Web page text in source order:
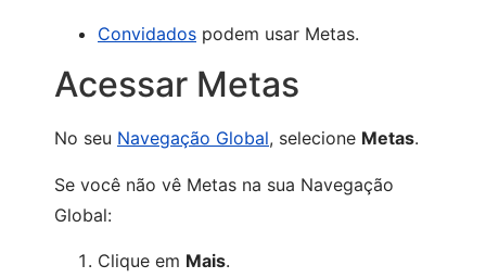
Convidados podem usar Metas.
Acessar Metas
No seu Navegação Global, selecione Metas.
Se você não vê Metas na sua Navegação
Global:
Clique em Mais.